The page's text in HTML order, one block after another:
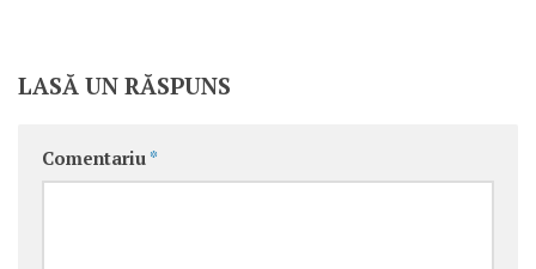
LASĂ UN RĂSPUNS
Comentariu *